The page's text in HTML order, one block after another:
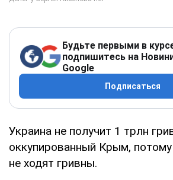
Будьте первыми в
подпишитесь на
Google
Подписаться
Украина не получит 1 трлн
оккупированный Крым,
не ходят гривны.